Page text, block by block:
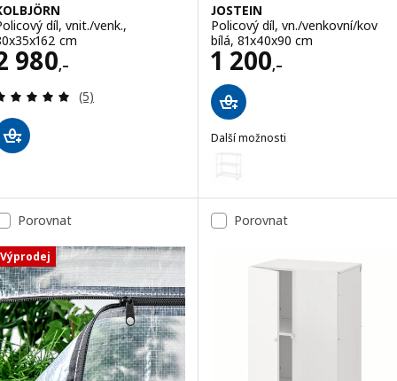
díl, vnit./venk.,
cm
980,–
2980,–
Recenze: 5 z 5 hvězdy. Celkem recenzí:
(5)
JOSTEIN
Policový díl, vn./venkovní/kov
bílá, 81x40x90 cm
1 200,–
Cena 1200,–
Další možnosti
JOSTEIN
Možnost: JOSTEIN, Policový
Porovnat
Výprodej
Porovnat